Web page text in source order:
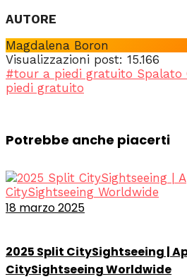
AUTORE
Magdalena Boron
Visualizzazioni post: 15.166
#tour a piedi gratuito Spalato
piedi gratuito
Potrebbe anche piacerti
18 marzo 2025
2025 Split CitySightseeing |
CitySightseeing Worldwide